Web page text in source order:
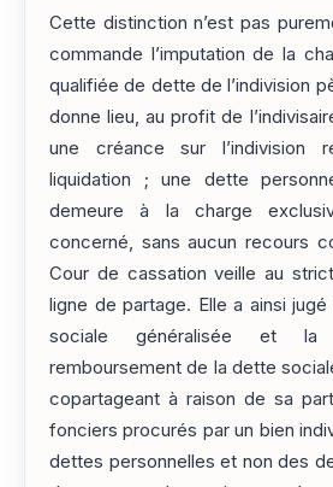
Cette distinction n’est pas
commande l’imputation de la
qualifiée de dette de l’indivision
donne lieu, au profit de
une créance sur l’indivision
liquidation ; une dette
demeure à la charge
concerné, sans aucun recours
Cour de cassation veille au
ligne de partage. Elle a ainsi
sociale généralisée et la
remboursement de la dette
copartageant à raison de sa
fonciers procurés par un bien
dettes personnelles et non des